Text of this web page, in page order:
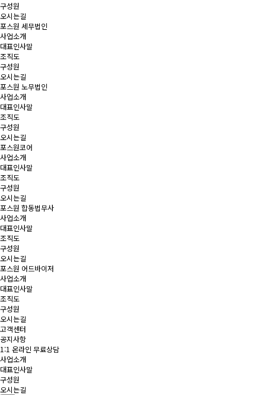
구성원
오시는길
포스원 세무법인
사업소개
대표인사말
조직도
구성원
오시는길
포스원 노무법인
사업소개
대표인사말
조직도
구성원
오시는길
포스원코어
사업소개
대표인사말
조직도
구성원
오시는길
포스원 합동법무사
사업소개
대표인사말
조직도
구성원
오시는길
포스원 어드바이저
사업소개
대표인사말
조직도
구성원
오시는길
고객센터
공지사항
1:1 온라인 무료상담
사업소개
대표인사말
구성원
오시는길